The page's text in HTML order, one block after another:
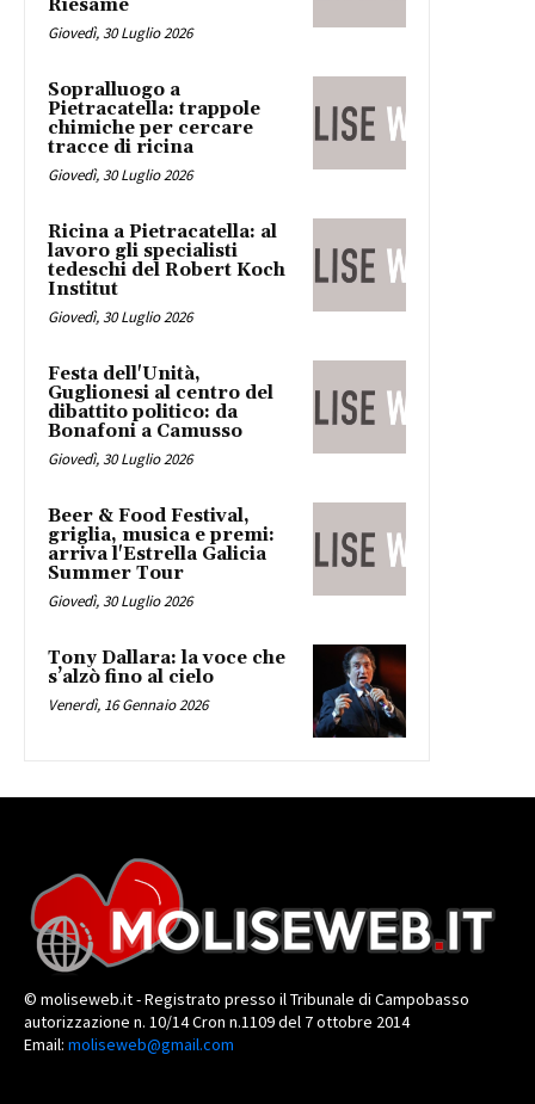
Riesame
Giovedì, 30 Luglio 2026
Sopralluogo a
Pietracatella: trappole
chimiche per cercare
tracce di ricina
Giovedì, 30 Luglio 2026
Ricina a Pietracatella: al
lavoro gli specialisti
tedeschi del Robert Koch
Institut
Giovedì, 30 Luglio 2026
Festa dell'Unità,
Guglionesi al centro del
dibattito politico: da
Bonafoni a Camusso
Giovedì, 30 Luglio 2026
Beer & Food Festival,
griglia, musica e premi:
arriva l'Estrella Galicia
Summer Tour
Giovedì, 30 Luglio 2026
Tony Dallara: la voce che
s’alzò fino al cielo
Venerdì, 16 Gennaio 2026
© moliseweb.it - Registrato presso il Tribunale di Campobasso
autorizzazione n. 10/14 Cron n.1109 del 7 ottobre 2014
Email: moliseweb@gmail.com